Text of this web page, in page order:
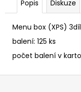
Popis Diskuze
Menu box (XPS)
balení: 125 ks
počet balení v
Z